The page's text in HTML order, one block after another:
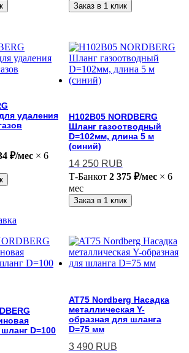
Заказ в 1 клик
удаления
₽/мес × 6
H102B05 NORDBERG
Шланг газоотводный
D=102мм, длина 5 м
(синий)
14 250 RUB
Т-Банкот 2 375 ₽/мес× 6
мес
Заказ в 1 клик
D=100
AT75 Nordberg Насадка
металлическая Y-
образная для шланга
D=75 мм
3 490 RUB